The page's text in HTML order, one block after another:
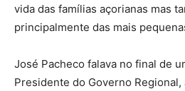
vida das famílias açorianas mas
principalmente das mais
José Pacheco falava no final de
Presidente do Governo